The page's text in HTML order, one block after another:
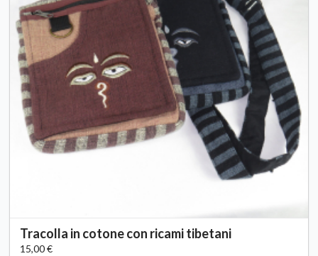
Tracolla in cotone con ricami tibetani
15,00 €